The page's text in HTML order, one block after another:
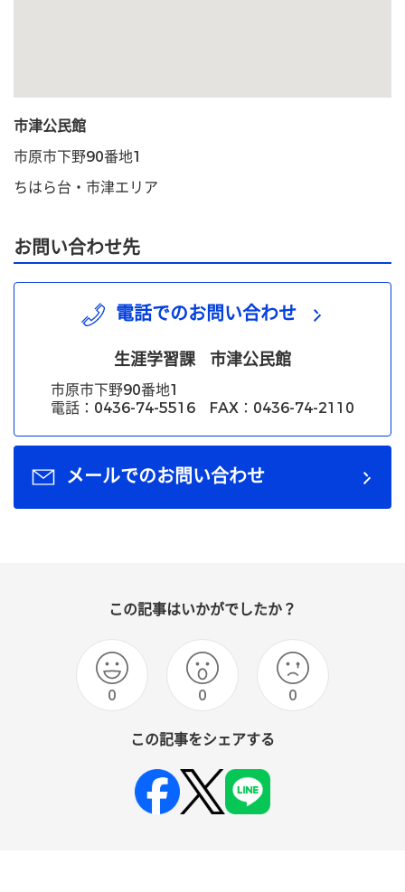
市津公民館
市原市下野90番地1
ちはら台・市津エリア
お問い合わせ先
電話でのお問い合わせ
生涯学習課 市津公民館
市原市下野90番地1
電話：0436-74-5516 FAX：0436-74-2110
メールでのお問い合わせ
この記事はいかがでしたか？
0 0 0
この記事をシェアする